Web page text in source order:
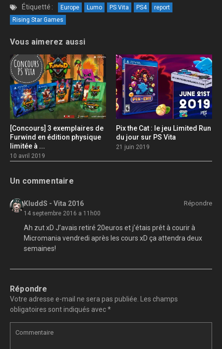
Étiquetté : Europe Lumo PS Vita PS4
report
Rising Star Games
Vous aimerez aussi
[Concours] 3 exemplaires de
Furwind en édition physique
limitée à ...
10 avril 2019
Pix the Cat : le jeu Limited Run
du jour sur PS Vita
21 juin 2019
Un commentaire
KluddS - Vita 2016
14 septembre 2016 a 11h00
Répondre
Ah zut xD J’avais retiré 20euros et j’étais prêt à courir à
Micromania vendredi après les cours xD ça attendra deux
semaines!
Répondre
Votre adresse e-mail ne sera pas publiée.
Les champs
obligatoires sont indiqués avec*